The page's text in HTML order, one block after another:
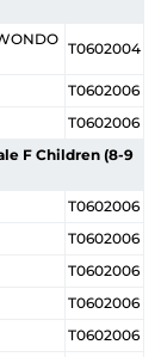
T0602004
T0602006
T0602006
F Children (8-9
T0602006
T0602006
T0602006
T0602006
T0602006